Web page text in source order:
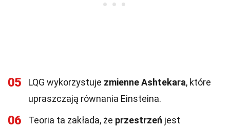
05 LQG wykorzystuje zmienne Ashtekara, które
upraszczają równania Einsteina.
06 Teoria ta zakłada, że przestrzeń jest